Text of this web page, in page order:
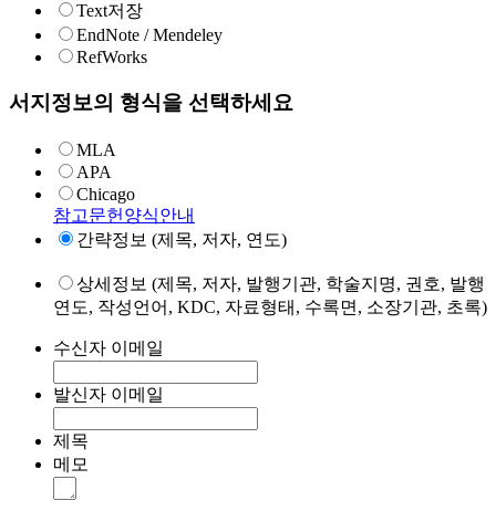
Text저장
EndNote / Mendeley
RefWorks
서지정보의 형식을 선택하세요
MLA
APA
Chicago
참고문헌양식안내
간략정보 (제목, 저자, 연도)
상세정보 (제목, 저자, 발행기관, 학술지명, 권호, 발행
연도, 작성언어, KDC, 자료형태, 수록면, 소장기관, 초록)
수신자 이메일
발신자 이메일
제목
메모